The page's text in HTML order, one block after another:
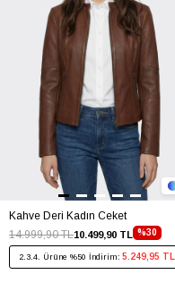
Kahve Deri Kadın Ceket
%30
10.499,90 TL
14.999,90 TL
2.3.4. Ürüne %50 İndirim: 5.249,95 TL